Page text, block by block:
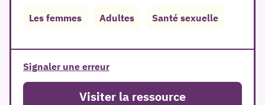
Les femmes Adultes Santé sexuelle
Signaler une erreur
Visiter la ressource